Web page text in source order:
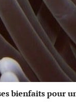
bienfaits pour